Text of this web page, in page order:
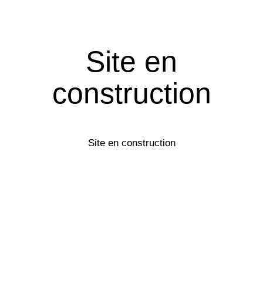
Site en
construction
Site en construction